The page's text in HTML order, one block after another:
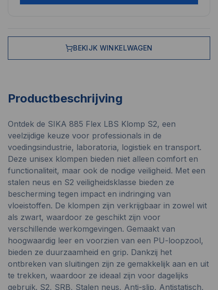
BEKIJK WINKELWAGEN
Productbeschrijving
Ontdek de SIKA 885 Flex LBS Klomp S2, een
veelzijdige keuze voor professionals in de
voedingsindustrie, laboratoria, logistiek en transport.
Deze unisex klompen bieden niet alleen comfort en
functionaliteit, maar ook de nodige veiligheid. Met een
stalen neus en S2 veiligheidsklasse bieden ze
bescherming tegen impact en indringing van
vloeistoffen. De klompen zijn verkrijgbaar in zowel wit
als zwart, waardoor ze geschikt zijn voor
verschillende werkomgevingen. Gemaakt van
hoogwaardig leer en voorzien van een PU-loopzool,
bieden ze duurzaamheid en grip. Dankzij het
ontbreken van sluitingen zijn ze gemakkelijk aan en uit
te trekken, waardoor ze ideaal zijn voor dagelijks
gebruik. S2, SRB, Stalen neus, Anti-slip, Antistatisch,